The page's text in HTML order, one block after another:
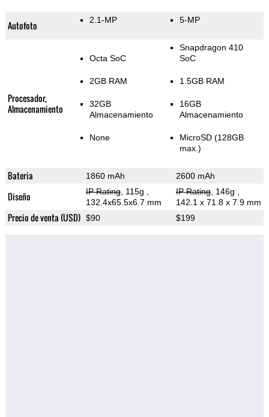
Autofoto 2.1-MP 5-MP
Procesador,
Almacenamiento
Octa SoC
2GB RAM
32GB
Almacenamiento
None
Snapdragon 410
SoC
1.5GB RAM
16GB
Almacenamiento
MicroSD (128GB
max.)
Bateria 1860 mAh 2600 mAh
Diseño IP Rating, 115g
132.4x65.5x6.7 mm
IP Rating, 146g
142.1 x 71.8 x 7.9 mm
Precio de venta (USD) $90 $199